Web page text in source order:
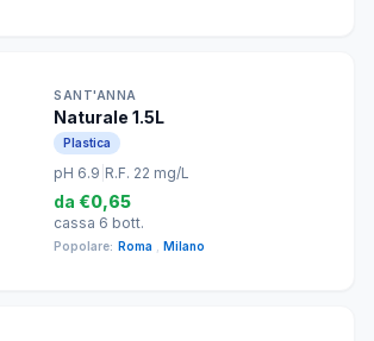
SANT'ANNA
Naturale 1.5L
Plastica
pH 6.9 R.F. 22 mg/L
da €0,65
cassa 6 bott.
Popolare: Roma Milano